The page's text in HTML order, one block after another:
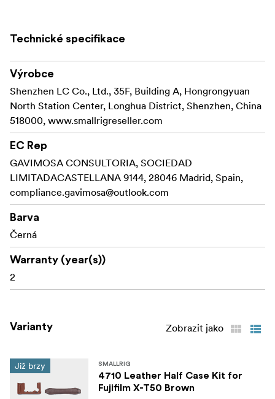
slot na kartu atd.
Integrovaný rám z leteckého hliníku zajišťuje pevné
uchycení a poskytuje ochranu proti nárazům.
Spodní část je vybavena otvorem se závitem 1/4"-20,
který umožňuje přímou montáž stativu bez nutnosti
demontáže poloviny pouzdra.
Navíc je součástí balení měkký a pohodlný ramenní
popruh z PU pro snadné přenášení.
Je k dispozici ve třech různých barvách:
Sofistikovaná černá
Elegantní hnědá
retro zelená
Poznámka:
vyskytnout mírné barevné odchylky.
FUJIFILM X-T50
Technické specifikace
Výrobce
Shenzhen LC Co., Ltd., 35F, Building A, Hongrongyuan
North Station Center, Longhua District, Shenzhen, China
518000, www.smallrigreseller.com
EC Rep
GAVIMOSA CONSULTORIA, SOCIEDAD
LIMITADACASTELLANA 9144, 28046 Madrid, Spain,
compliance.gavimosa@outlook.com
Barva
Černá
Warranty (year(s))
2
Varianty Zobrazit jako
Již brzy SMALLRIG
4710 Leather Half Case Kit for
Fujifilm X-T50 Brown